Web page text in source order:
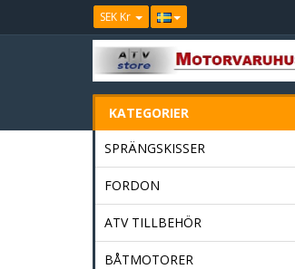
SEK Kr
KATEGORIER
SPRÄNGSKISSER
FORDON
ATV TILLBEHÖR
BÅTMOTORER